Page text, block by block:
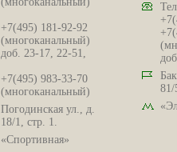
+7(495) 181-92-92
(многоканальный)
доб. 23-17, 22-51,
+7(495) 983-33-70
(многоканальный)
Погодинская ул., д.
18/1, стр. 1.
«Спортивная»
81/